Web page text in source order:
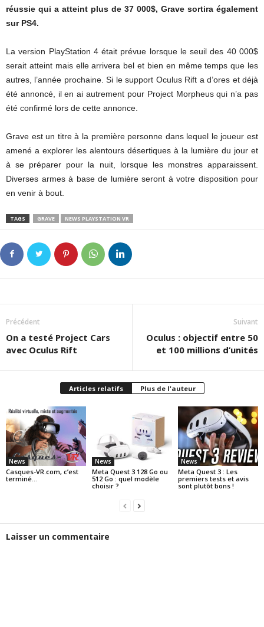
réussie qui a atteint plus de 37 000$, Grave sortira également
sur PS4.
La version PlayStation 4 était prévue lorsque le seuil des 40 000$
serait atteint mais elle arrivera bel et bien en même temps que les
autres, l’année prochaine. Si le support Oculus Rift a d’ores et déjà
été annoncé, il en ai autrement pour Project Morpheus qui n’a pas
été confirmé lors de cette annonce.
Grave est un titre à la première personne dans lequel le joueur est
amené a explorer les alentours désertiques à la lumière du jour et
à se préparer pour la nuit, lorsque les monstres apparaissent.
Diverses armes à base de lumière seront à votre disposition pour
en venir à bout.
TAGS GRAVE NEWS PLAYSTATION VR
Précédent
On a testé Project Cars
avec Oculus Rift
Suivant
Oculus : objectif entre 50
et 100 millions d’unités
Articles relatifs Plus de l'auteur
News
Casques-VR.com, c’est
terminé…
News
Meta Quest 3 128 Go ou
512 Go : quel modèle
choisir ?
News
Meta Quest 3 : Les
premiers tests et avis
sont plutôt bons !
Laisser un commentaire